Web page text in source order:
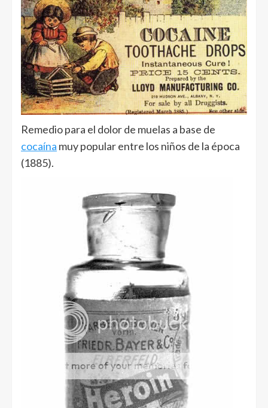
Remedio para el dolor de muelas a base de
cocaína muy popular entre los niños de la época
(1885).